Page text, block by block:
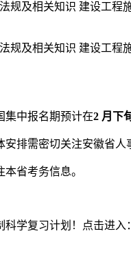
规及相关知识 建设工程
规及相关知识 建设工程
集中报名期预计在2 月下
排需密切关注安徽省人
省考务信息。
学复习计划！点击进入